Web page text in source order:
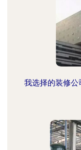
我选择的装修